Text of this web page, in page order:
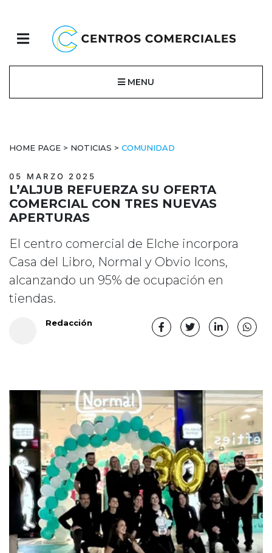
MENU
HOME PAGE > NOTICIAS > COMUNIDAD
05 MARZO 2025
L’ALJUB REFUERZA SU OFERTA
COMERCIAL CON TRES NUEVAS
APERTURAS
El centro comercial de Elche incorpora
Casa del Libro, Normal y Obvio Icons,
alcanzando un 95% de ocupación en
tiendas.
Redacción